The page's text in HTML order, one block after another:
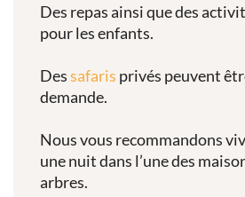
Des repas ainsi que des
pour les enfants.
Dessafaris privés peuvent
demande.
Nous vous recommandons
une nuit dans l’une des
arbres.